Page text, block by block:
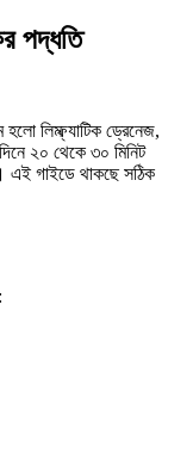
পদ্ধতি
হলো লিম্ফ্যাটিক ড্রেনেজ,
২০ থেকে ৩০ মিনিট
এই গাইডে থাকছে সঠিক